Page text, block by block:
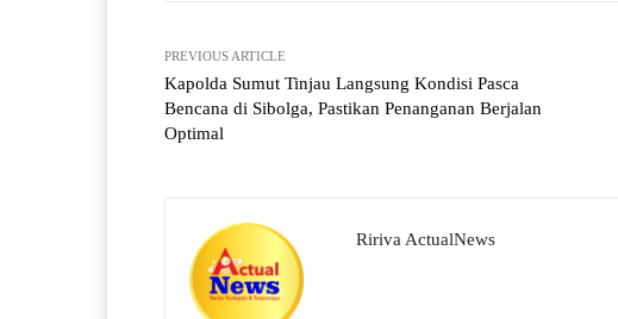
PREVIOUS ARTICLE
Kapolda Sumut Tinjau Langsung Kondisi Pasca
Bencana di Sibolga, Pastikan Penanganan Berjalan
Optimal
Ririva ActualNews